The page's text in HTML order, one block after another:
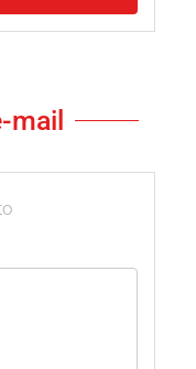
mail